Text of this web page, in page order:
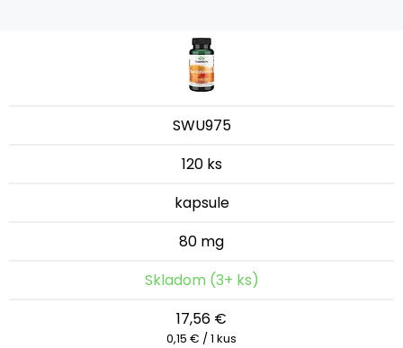
SWU975
120 ks
kapsule
80 mg
Skladom (3+ ks)
17,56 €
0,15 € / 1 kus